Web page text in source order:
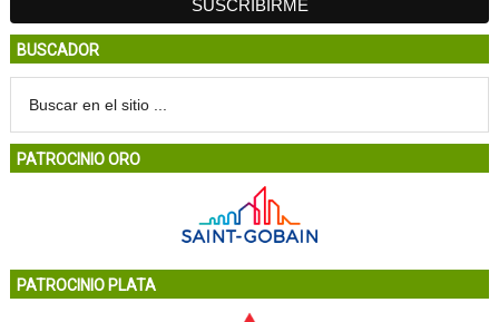
BUSCADOR
PATROCINIO ORO
PATROCINIO PLATA